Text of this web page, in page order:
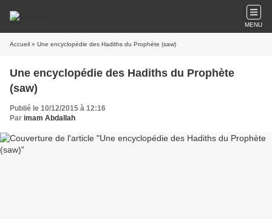
MENU
Accueil » Une encyclopédie des Hadiths du Prophète (saw)
Une encyclopédie des Hadiths du Prophète
(saw)
Publié le 10/12/2015 à 12:16
Par imam Abdallah